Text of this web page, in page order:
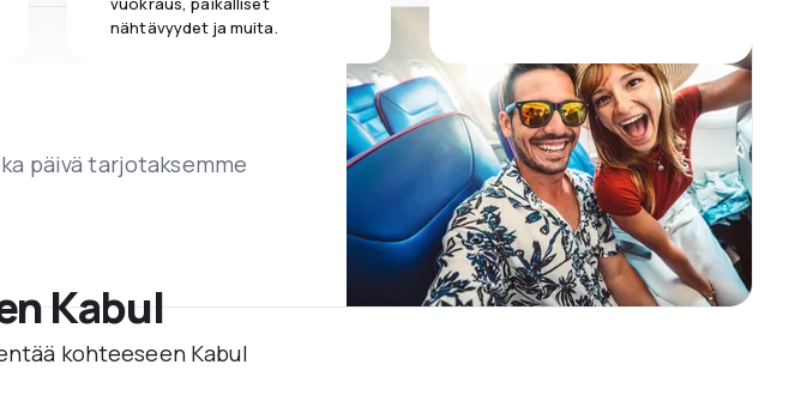
nähtävyydet ja muita.
päivä tarjotaksemme
Kabul
kohteeseen Kabul